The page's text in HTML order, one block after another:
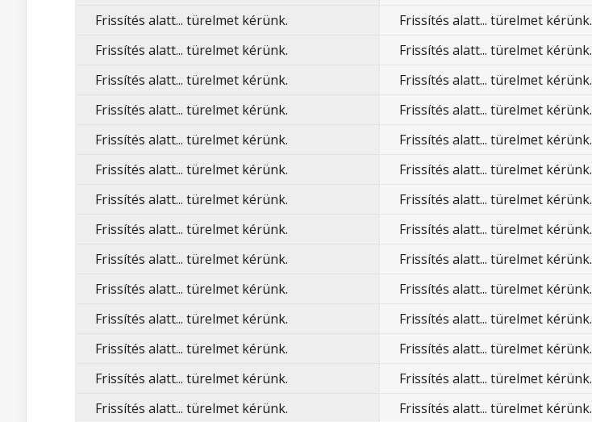
Frissítés alatt... türelmet kérünk.
Frissítés alatt... türelmet kérünk.
Frissítés alatt... türelmet kérünk.
Frissítés alatt... türelmet kérünk.
Frissítés alatt... türelmet kérünk.
Frissítés alatt... türelmet kérünk.
Frissítés alatt... türelmet kérünk.
Frissítés alatt... türelmet kérünk.
Frissítés alatt... türelmet kérünk.
Frissítés alatt... türelmet kérünk.
Frissítés alatt... türelmet kérünk.
Frissítés alatt... türelmet kérünk.
Frissítés alatt... türelmet kérünk.
Frissítés alatt... türelmet kérünk.
Frissítés alatt... türelmet kérünk.
Frissítés alatt... türelmet kérünk.
Frissítés alatt... türelmet kérünk.
Frissítés alatt... türelmet kérünk.
Frissítés alatt... türelmet kérünk.
Frissítés alatt... türelmet kérünk.
Frissítés alatt... türelmet kérünk.
Frissítés alatt... türelmet kérünk.
Frissítés alatt... türelmet kérünk.
Frissítés alatt... türelmet kérünk.
Frissítés alatt... türelmet kérünk.
Frissítés alatt... türelmet kérünk.
Frissítés alatt... türelmet kérünk.
Frissítés alatt... türelmet kérünk.